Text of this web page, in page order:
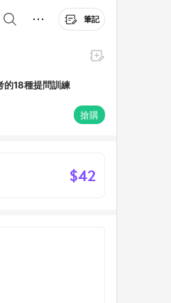
筆記
的18種提問訓練
搶購
$42